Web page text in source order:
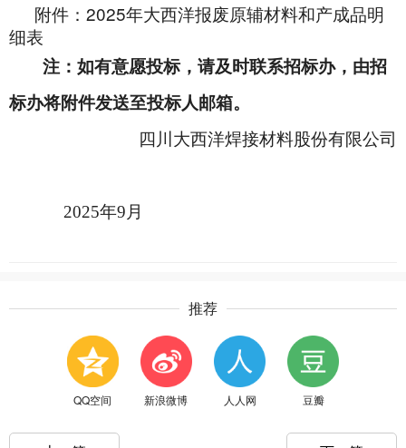
附件： 2025年大西洋报废原辅材料和产成品明
细表
注：如有意愿投标，请及时联系招标办，由招
标办将附件发送至投标人邮箱。
四川大西洋焊接材料股份有限公司
2025年9月
推荐
QQ空间 新浪微博 人人网 豆瓣